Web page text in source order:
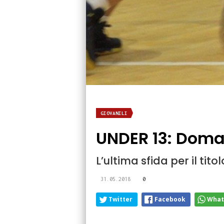
GIOVANILI
UNDER 13:
L’ultima sfida per il
31.05.2018 0
Twitter Facebook